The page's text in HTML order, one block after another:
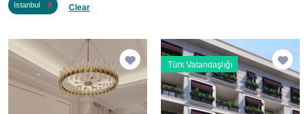
Istanbul X Clear
Türk Vatandaşlığı